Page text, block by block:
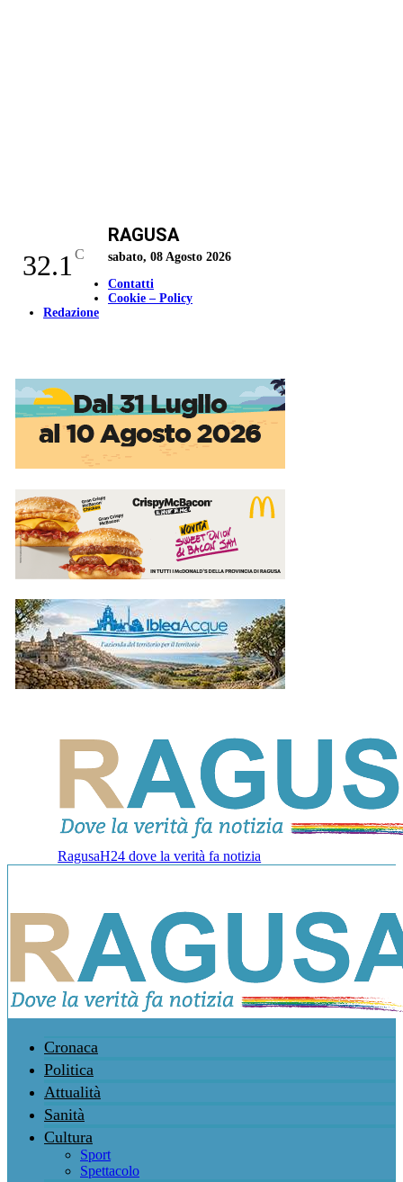
32.1 C
RAGUSA
sabato, 08 Agosto 2026
Contatti
Cookie – Policy
Redazione
RagusaH24 dove la verità fa notizia
Cronaca
Politica
Attualità
Sanità
Cultura
Sport
Spettacolo